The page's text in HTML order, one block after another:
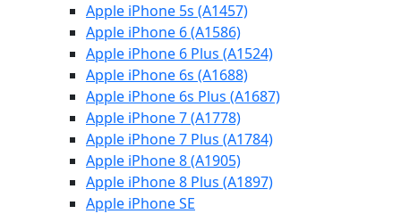
Apple iPhone 5s (A1457)
Apple iPhone 6 (A1586)
Apple iPhone 6 Plus (A1524)
Apple iPhone 6s (A1688)
Apple iPhone 6s Plus (A1687)
Apple iPhone 7 (A1778)
Apple iPhone 7 Plus (A1784)
Apple iPhone 8 (A1905)
Apple iPhone 8 Plus (A1897)
Apple iPhone SE